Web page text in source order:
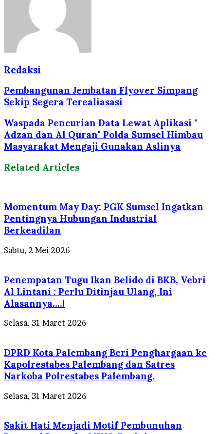
Redaksi
Pembangunan Jembatan Flyover Simpang
Sekip Segera Terealiasasi
Waspada Pencurian Data Lewat Aplikasi "
Adzan dan Al Quran" Polda Sumsel Himbau
Masyarakat Mengaji Gunakan Aslinya
Related Articles
Momentum May Day: PGK Sumsel Ingatkan
Pentingnya Hubungan Industrial
Berkeadilan
Sabtu, 2 Mei 2026
Penempatan Tugu Ikan Belido di BKB, Vebri
Al Lintani : Perlu Ditinjau Ulang, Ini
Alasannya….!
Selasa, 31 Maret 2026
DPRD Kota Palembang Beri Penghargaan ke
Kapolrestabes Palembang dan Satres
Narkoba Polrestabes Palembang.
Selasa, 31 Maret 2026
Sakit Hati Menjadi Motif Pembunuhan